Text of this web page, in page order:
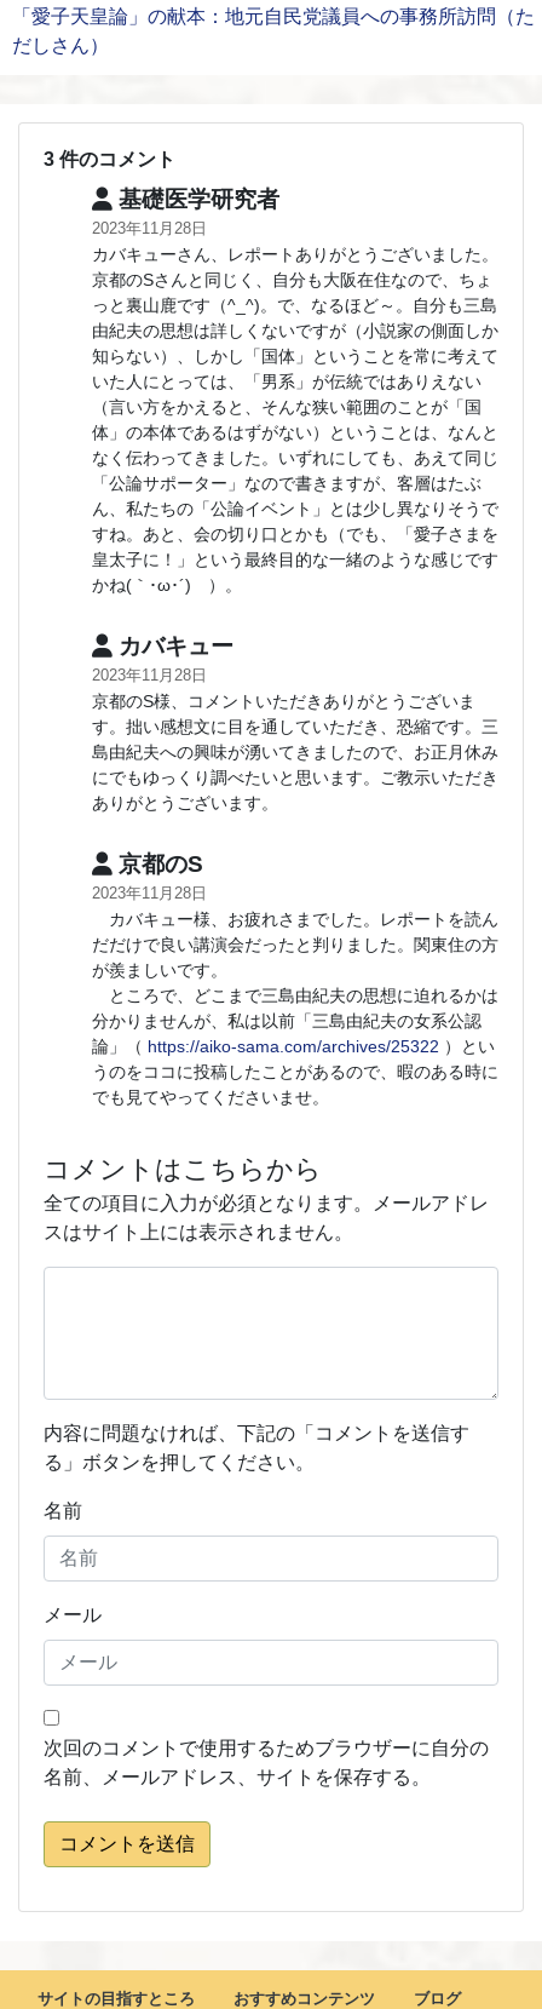
「愛子天皇論」の献本：地元自民党議員への事務所訪問（た
だしさん）
3 件のコメント
基礎医学研究者
2023年11月28日
カバキューさん、レポートありがとうございました。
京都のSさんと同じく、自分も大阪在住なので、ちょ
っと裏山鹿です（^_^)。で、なるほど～。自分も三島
由紀夫の思想は詳しくないですが（小説家の側面しか
知らない）、しかし「国体」ということを常に考えて
いた人にとっては、「男系」が伝統ではありえない
（言い方をかえると、そんな狭い範囲のことが「国
体」の本体であるはずがない）ということは、なんと
なく伝わってきました。いずれにしても、あえて同じ
「公論サポーター」なので書きますが、客層はたぶ
ん、私たちの「公論イベント」とは少し異なりそうで
すね。あと、会の切り口とかも（でも、「愛子さまを
皇太子に！」という最終目的な一緒のような感じです
かね(｀･ω･´)ゞ）。
カバキュー
2023年11月28日
京都のS様、コメントいただきありがとうございま
す。拙い感想文に目を通していただき、恐縮です。三
島由紀夫への興味が湧いてきましたので、お正月休み
にでもゆっくり調べたいと思います。ご教示いただき
ありがとうございます。
京都のS
2023年11月28日
カバキュー様、お疲れさまでした。レポートを読ん
だだけで良い講演会だったと判りました。関東住の方
が羨ましいです。
ところで、どこまで三島由紀夫の思想に迫れるかは
分かりませんが、私は以前「三島由紀夫の女系公認
論」（ https://aiko-sama.com/archives/25322 ）とい
うのをココに投稿したことがあるので、暇のある時に
でも見てやってくださいませ。
コメントはこちらから
全ての項目に入力が必須となります。メールアドレ
スはサイト上には表示されません。
内容に問題なければ、下記の「コメントを送信す
る」ボタンを押してください。
名前
メール
次回のコメントで使用するためブラウザーに自分の
名前、メールアドレス、サイトを保存する。
コメントを送信
サイトの目指すところ おすすめコンテンツ ブログ